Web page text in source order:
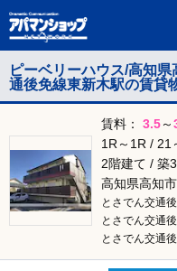
ピーベリーハウス/高知
通後免線東新木駅の賃貸
賃料： 3.5～
1R～1R / 21
2階建て / 築
高知県高知
とさでん交通
とさでん交通
とさでん交通